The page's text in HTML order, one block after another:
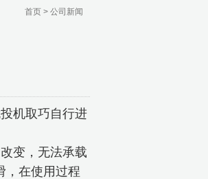
首页 > 公司新闻
机取巧自行进
变，无法承载
，在使用过程